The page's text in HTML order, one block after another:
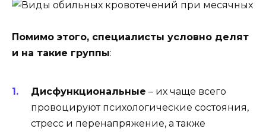
Помимо этого, специалисты условно делят
и на такие группы:
Дисфункциональные – их чаще всего
провоцируют психологические состояния,
стресс и перенапряжение, а также